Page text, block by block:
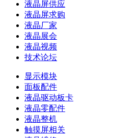
液晶屏供应
液晶屏求购
液晶厂家
液晶展会
液晶视频
技术论坛
显示模块
面板配件
液晶驱动板卡
液晶零配件
液晶整机
触摸屏相关